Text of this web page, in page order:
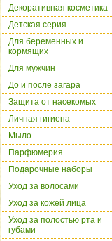
Декоративная косметика
Детская серия
Для беременных и
кормящих
Для мужчин
До и после загара
Защита от насекомых
Личная гигиена
Мыло
Парфюмерия
Подарочные наборы
Уход за волосами
Уход за кожей лица
Уход за полостью рта и
губами